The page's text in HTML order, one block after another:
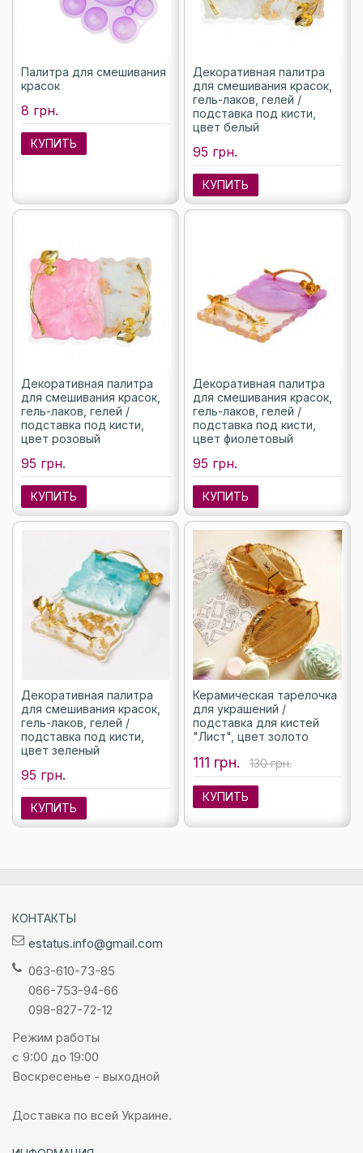
Палитра для смешивания
красок
8 грн.
КУПИТЬ
Декоративная палитра
для смешивания красок,
гель-лаков, гелей /
подставка под кисти,
цвет белый
95 грн.
КУПИТЬ
Декоративная палитра
для смешивания красок,
гель-лаков, гелей /
подставка под кисти,
цвет розовый
95 грн.
КУПИТЬ
Декоративная палитра
для смешивания красок,
гель-лаков, гелей /
подставка под кисти,
цвет фиолетовый
95 грн.
КУПИТЬ
Декоративная палитра
для смешивания красок,
гель-лаков, гелей /
подставка под кисти,
цвет зеленый
95 грн.
КУПИТЬ
Керамическая тарелочка
для украшений /
подставка для кистей
"Лист", цвет золото
111 грн. 130 грн.
КУПИТЬ
КОНТАКТЫ
estatus.info@gmail.com
063-610-73-85
066-753-94-66
098-827-72-12
Режим работы
с 9:00 до 19:00
Воскресенье - выходной
Доставка по всей Украине.